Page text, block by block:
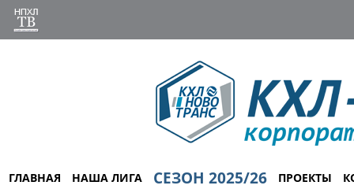
ГЛАВНАЯ НАША ЛИГА СЕЗОН 2025/26 ПРОЕКТЫ